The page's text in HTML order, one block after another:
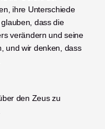
ihre Unterschiede
dass die
verändern und seine
und wir denken, dass
den Zeus zu